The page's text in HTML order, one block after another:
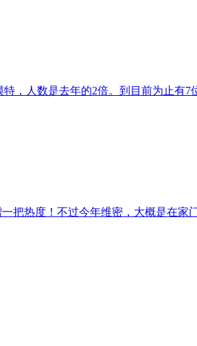
，人数是去年的2倍。到目前为止有7
把热度！不过今年维密，大概是在家